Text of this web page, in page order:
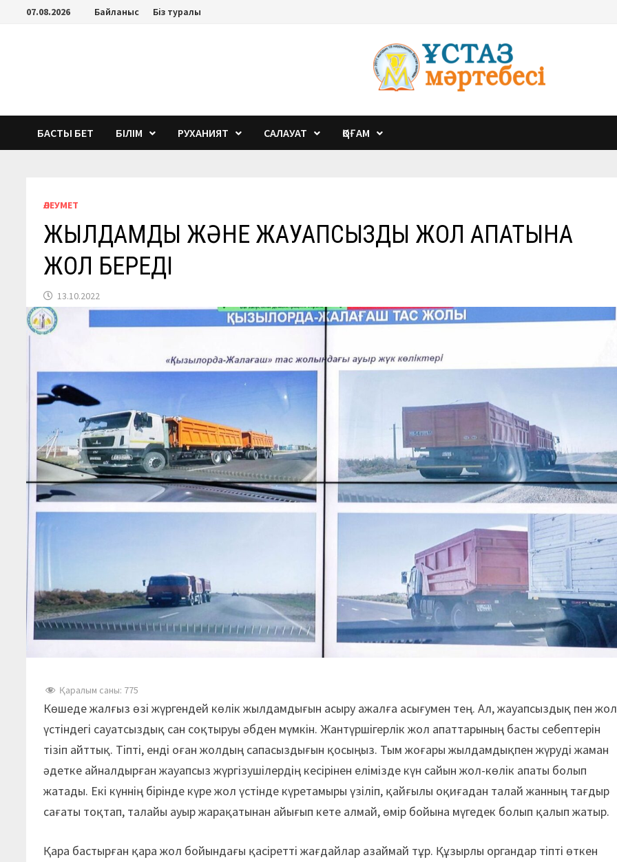
Перейти07.08.2026 Байланыс Біз туралы
БАСТЫ БЕТ БІЛІМ РУХАНИЯТ САЛАУАТ ҚОҒАМ
ӘЛЕУМЕТ
ЖЫЛДАМДЫҚ ЖӘНЕ ЖАУАПСЫЗДЫҚ ЖОЛ АПАТЫНА
ЖОЛ БЕРЕДІ
13.10.2022
Қаралым саны: 775
Көшеде жалғыз өзі жүргендей көлік жылдамдығын асыру ажалға асығумен тең. Ал, жауапсыздық пен жол
үстіндегі сауатсыздық сан соқтыруы әбден мүмкін. Жантүршігерлік жол апаттарының басты себептерін
тізіп айттық. Тіпті, енді оған жолдың сапасыздығын қосыңыз. Тым жоғары жылдамдықпен жүруді жаман
әдетке айналдырған жауапсыз жүргізушілердің кесірінен елімізде күн сайын жол-көлік апаты болып
жатады. Екі күннің бірінде күре жол үстінде күретамыры үзіліп, қайғылы оқиғадан талай жанның тағдыр
сағаты тоқтап, талайы ауыр жарақатынан айығып кете алмай, өмір бойына мүгедек болып қалып жатыр.
Қара бастырған қара жол бойындағы қасіретті жағдайлар азаймай тұр. Құзырлы органдар тіпті өткен